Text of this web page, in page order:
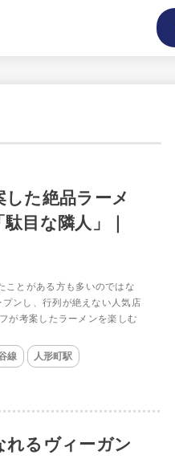
た絶品ラーメ
目な隣人」｜
ことがある方も多いのではな
ンし、行列が絶えない人気店
が考案したラーメンを楽しむ
線 人形町駅
れるヴィーガン